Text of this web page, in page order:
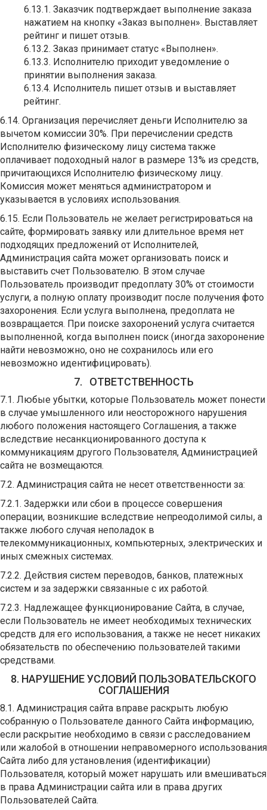
6.13.1. Заказчик подтверждает выполнение заказа
нажатием на кнопку «Заказ выполнен». Выставляет
рейтинг и пишет отзыв.
6.13.2. Заказ принимает статус «Выполнен».
6.13.3. Исполнителю приходит уведомление о
принятии выполнения заказа.
6.13.4. Исполнитель пишет отзыв и выставляет
рейтинг.
6.14. Организация перечисляет деньги Исполнителю за
вычетом комиссии 30%. При перечислении средств
Исполнителю физическому лицу система также
оплачивает подоходный налог в размере 13% из средств,
причитающихся Исполнителю физическому лицу.
Комиссия может меняться администратором и
указывается в условиях использования.
6.15. Если Пользователь не желает регистрироваться на
сайте, формировать заявку или длительное время нет
подходящих предложений от Исполнителей,
Администрация сайта может организовать поиск и
выставить счет Пользователю. В этом случае
Пользователь производит предоплату 30% от стоимости
услуги, а полную оплату производит после получения фото
захоронения. Если услуга выполнена, предоплата не
возвращается. При поиске захоронений услуга считается
выполненной, когда выполнен поиск (иногда захоронение
найти невозможно, оно не сохранилось или его
невозможно идентифицировать).
7. ОТВЕТСТВЕННОСТЬ
7.1. Любые убытки, которые Пользователь может понести
в случае умышленного или неосторожного нарушения
любого положения настоящего Соглашения, а также
вследствие несанкционированного доступа к
коммуникациям другого Пользователя, Администрацией
сайта не возмещаются.
7.2. Администрация сайта не несет ответственности за:
7.2.1. Задержки или сбои в процессе совершения
операции, возникшие вследствие непреодолимой силы, а
также любого случая неполадок в
телекоммуникационных, компьютерных, электрических и
иных смежных системах.
7.2.2. Действия систем переводов, банков, платежных
систем и за задержки связанные с их работой.
7.2.3. Надлежащее функционирование Сайта, в случае,
если Пользователь не имеет необходимых технических
средств для его использования, а также не несет никаких
обязательств по обеспечению пользователей такими
средствами.
8. НАРУШЕНИЕ УСЛОВИЙ ПОЛЬЗОВАТЕЛЬСКОГО
СОГЛАШЕНИЯ
8.1. Администрация сайта вправе раскрыть любую
собранную о Пользователе данного Сайта информацию,
если раскрытие необходимо в связи с расследованием
или жалобой в отношении неправомерного использования
Сайта либо для установления (идентификации)
Пользователя, который может нарушать или вмешиваться
в права Администрации сайта или в права других
Пользователей Сайта.